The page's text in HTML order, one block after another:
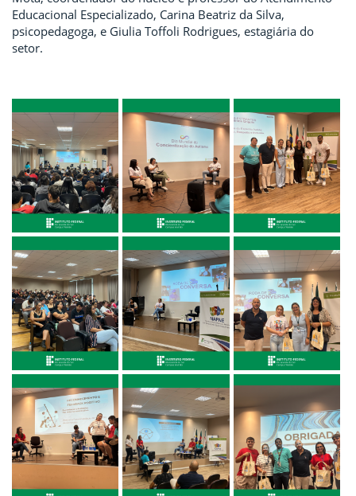
Educacional Especializado, Carina Beatriz da Silva,
psicopedagoga, e Giulia Toffoli Rodrigues, estagiária do
setor.